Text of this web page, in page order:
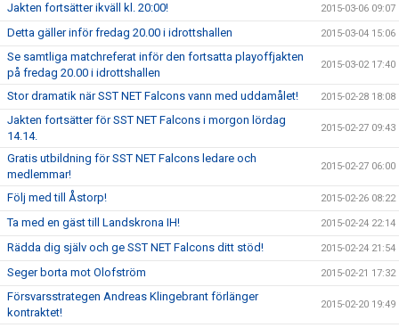
Jakten fortsätter ikväll kl. 20:00! 2015-03-06 09:07
Detta gäller inför fredag 20.00 i idrottshallen 2015-03-04 15:06
Se samtliga matchreferat inför den fortsatta playoffjakten
på fredag 20.00 i idrottshallen
2015-03-02 17:40
Stor dramatik när SST NET Falcons vann med uddamålet! 2015-02-28 18:08
Jakten fortsätter för SST NET Falcons i morgon lördag
14.14.
2015-02-27 09:43
Gratis utbildning för SST NET Falcons ledare och
medlemmar!
2015-02-27 06:00
Följ med till Åstorp! 2015-02-26 08:22
Ta med en gäst till Landskrona IH! 2015-02-24 22:14
Rädda dig själv och ge SST NET Falcons ditt stöd! 2015-02-24 21:54
Seger borta mot Olofström 2015-02-21 17:32
Försvarsstrategen Andreas Klingebrant förlänger
kontraktet!
2015-02-20 19:49